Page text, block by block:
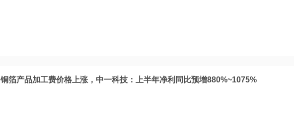
铜箔产品加工费价格上涨，中一科技：上半年净利同比预增880%~1075%